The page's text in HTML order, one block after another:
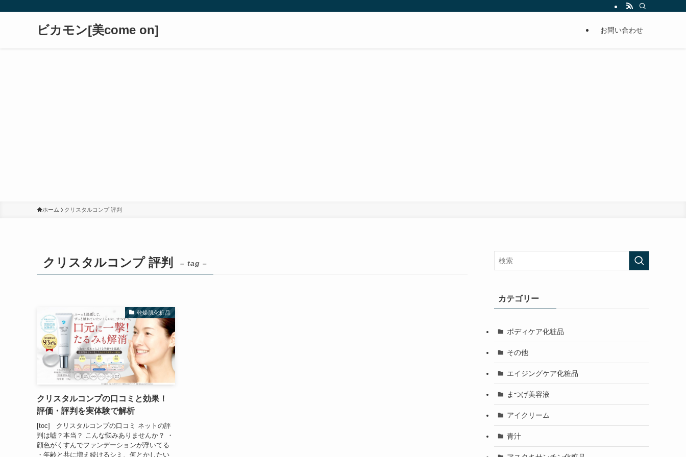
ビカモン[美come on] お問い合わせ
ホーム クリスタルコンプ 評判
クリスタルコンプ 評判 – tag –
乾燥肌化粧品
クリスタルコンプの口コミと効果！
評価・評判を実体験で解析
[toc] クリスタルコンプの口コミ ネットの評
判は嘘？本当？ こんな悩みありませんか？ ・
顔色がくすんでファンデーションが浮いてる
・年齢と共に増え続けるシミ、何とかしたい
カテゴリー
ボディケア化粧品
その他
エイジングケア化粧品
まつげ美容液
アイクリーム
青汁